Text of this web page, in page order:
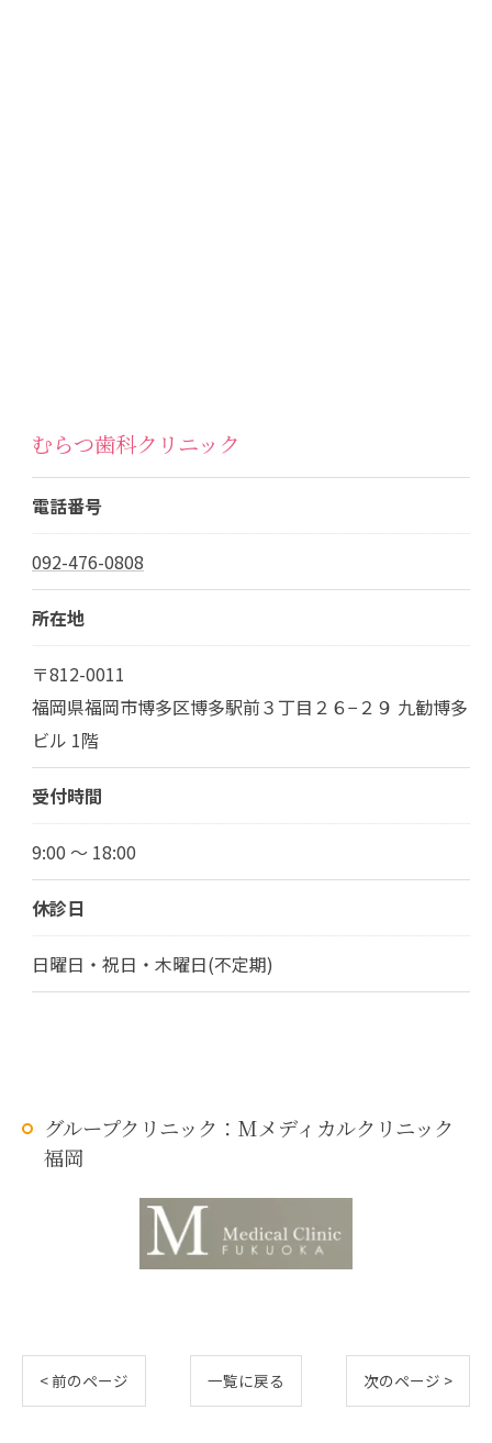
むらつ歯科クリニック
電話番号
092-476-0808
所在地
〒812-0011
福岡県福岡市博多区博多駅前３丁目２６−２９ 九勧博多
ビル 1階
受付時間
9:00 ～ 18:00
休診日
日曜日・祝日・木曜日(不定期)
グループクリニック：Mメディカルクリニック
福岡
< 前のページ 一覧に戻る 次のページ >